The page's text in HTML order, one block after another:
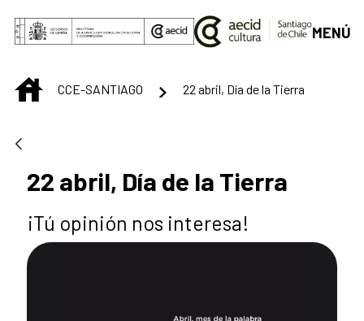
Saltar al contenido principal
MENÚ
INICIOCCE-SANTIAGO 22 abril, Día de la Tierra
22 abril, Día de la Tierra
¡Tú opinión nos interesa!